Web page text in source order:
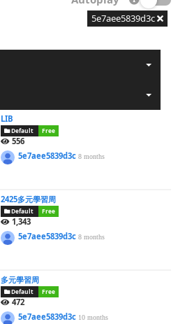
5e7aee5839d3c
LIB
Default Free
556
5e7aee5839d3c8 months
2425多元學習周
Default Free
1,343
5e7aee5839d3c8 months
多元學習周
Default Free
472
5e7aee5839d3c 10 months